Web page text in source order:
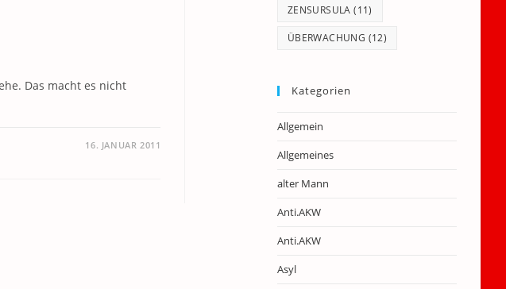
Das macht es nicht
16. JANUAR 2011
ZENSURSULA (11)
ÜBERWACHUNG (12)
Kategorien
Allgemein
Allgemeines
alter Mann
Anti.AKW
Anti.AKW
Asyl